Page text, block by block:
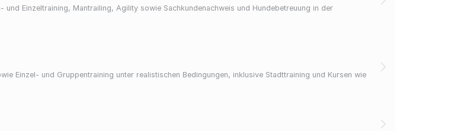
und Einzeltraining, Mantrailing, Agility sowie Sachkundenachweis und Hundebetreuung in der
Einzel- und Gruppentraining unter realistischen Bedingungen, inklusive Stadttraining und Kursen wie